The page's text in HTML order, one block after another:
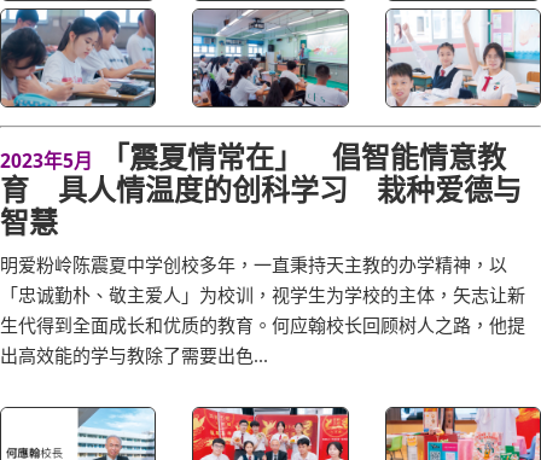
2023年5月
「震夏情常在」 倡智能情意教
育 具人情温度的创科学习 栽种爱德与
智慧
明爱粉岭陈震夏中学创校多年，一直秉持天主教的办学精神，以
「忠诚勤朴、敬主爱人」为校训，视学生为学校的主体，矢志让新
生代得到全面成长和优质的教育。何应翰校长回顾树人之路，他提
出高效能的学与教除了需要出色...